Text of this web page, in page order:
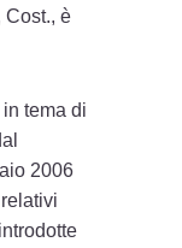
Cost., è
tema di
2006